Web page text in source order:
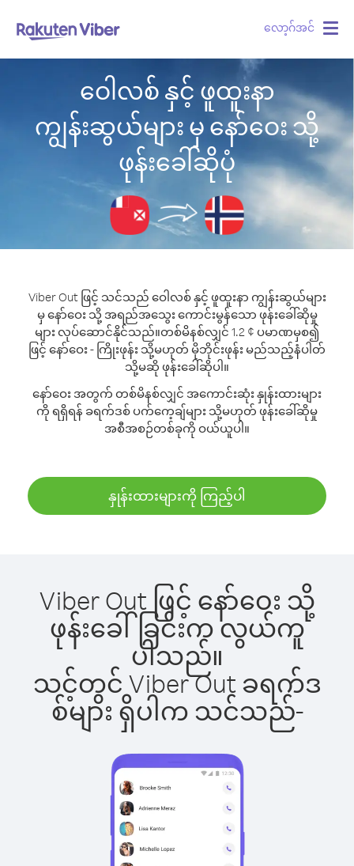
လော့ဂ်အင်
ဝေါလစ် နှင့် ဖူထူးနာ
ကျွန်းဆွယ်များ မှ နော်ဝေး သို့
ဖုန်းခေါ်ဆိုပုံ
Viber Out ဖြင့် သင်သည် ဝေါလစ် နှင့် ဖူထူးနာ ကျွန်းဆွယ်များ
မှ နော်ဝေး သို့ အရည်အသွေး ကောင်းမွန်သော ဖုန်းခေါ်ဆိုမှု
များ လုပ်ဆောင်နိုင်သည်။တစ်မိနစ်လျှင် 1.2 ¢ ပမာဏမှစ၍
ဖြင့် နော်ဝေး - ကြိုးဖုန်း သို့မဟုတ် မိုဘိုင်းဖုန်း မည်သည့်နံပါတ်
သို့မဆို ဖုန်းခေါ်ဆိုပါ။
နော်ဝေး အတွက် တစ်မိနစ်လျှင် အကောင်းဆုံး နှုန်းထားများ
ကို ရရှိရန် ခရက်ဒစ် ပက်ကေ့ချ်များ သို့မဟုတ် ဖုန်းခေါ်ဆိုမှု
အစီအစဉ်တစ်ခုကို ဝယ်ယူပါ။
နှုန်းထားများကို ကြည့်ပါ
Viber Out ဖြင့် နော်ဝေး သို့
ဖုန်းခေါ်ခြင်းက လွယ်ကူ
ပါသည်။
သင့်တွင် Viber Out ခရက်ဒ
စ်များ ရှိပါက သင်သည်-